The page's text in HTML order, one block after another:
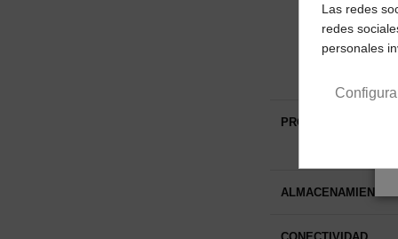
PROCESADOR
ALMACENAMIENTO
Las redes
redes
personales